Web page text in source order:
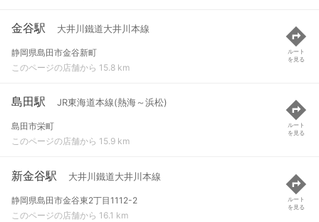
金谷駅 大井川鐵道大井川本線
静岡県島田市金谷新町
このページの店舗から 15.8 km
ルート
を見る
島田駅 JR東海道本線(熱海～浜松)
島田市栄町
このページの店舗から 15.9 km
ルート
を見る
新金谷駅 大井川鐵道大井川本線
静岡県島田市金谷東2丁目1112-2
このページの店舗から 16.1 km
ルート
を見る